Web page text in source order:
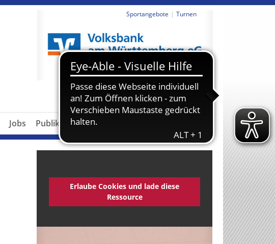
Sportangebote Turnen
Previous Next
Jobs Publikationen
Erlaube Cookies und lade diese
Ressource